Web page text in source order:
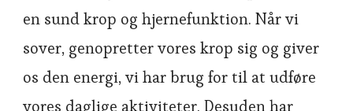
en sund krop og hjernefunktion. Når vi
sover, genopretter vores krop sig og giver
os den energi, vi har brug for til at udføre
vores daglige aktiviteter. Desuden har